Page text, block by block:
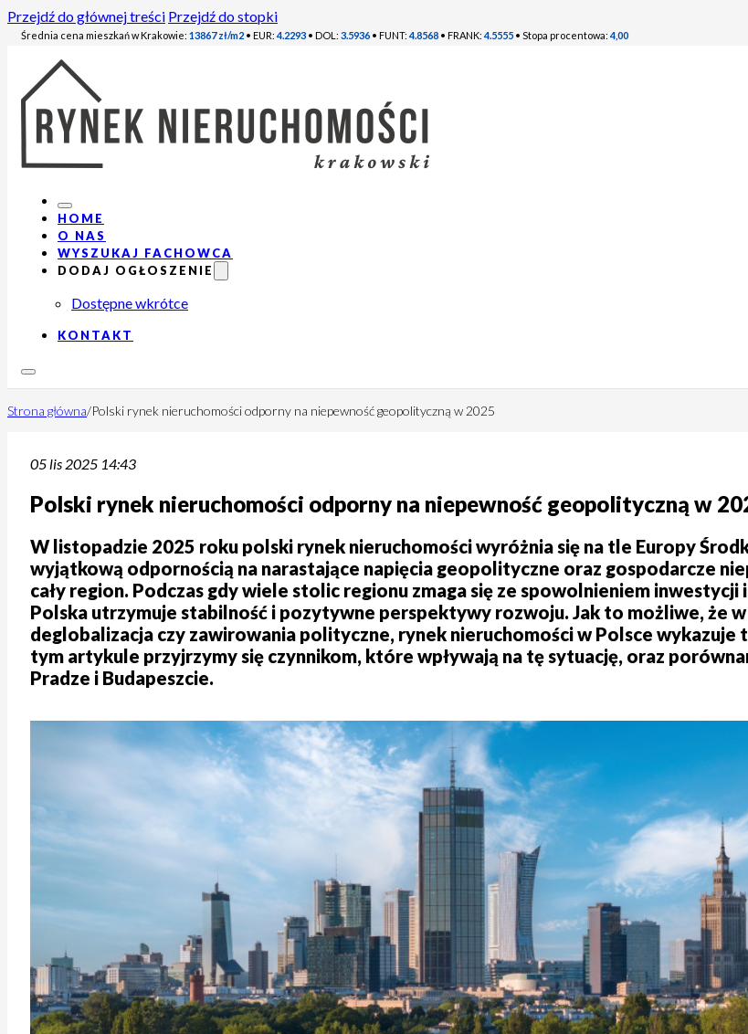
Przejdź do głównej treści Przejdź do stopki
Średnia cena mieszkań w Krakowie: 13867 zł/m2 • EUR: 4.2293 • DOL: 3.5936 • FUNT: 4.8568 • FRANK: 4.5555 • Stopa procentowa: 4,00
HOME
O NAS
WYSZUKAJ FACHOWCA
DODAJ OGŁOSZENIE
Dostępne wkrótce
KONTAKT
Strona główna/Polski rynek nieruchomości odporny na niepewność geopolityczną w 2025
05 lis 2025 14:43
Polski rynek nieruchomości odporny na niepewność geopolityczną w
W listopadzie 2025 roku polski rynek nieruchomości wyróżnia się na tle Europy
wyjątkową odpornością na narastające napięcia geopolityczne oraz gospodarcze
cały region. Podczas gdy wiele stolic regionu zmaga się ze spowolnieniem
Polska utrzymuje stabilność i pozytywne perspektywy rozwoju. Jak to możliwe, że
deglobalizacja czy zawirowania polityczne, rynek nieruchomości w Polsce wykazuje
tym artykule przyjrzymy się czynnikom, które wpływają na tę sytuację, oraz
Pradze i Budapeszcie.